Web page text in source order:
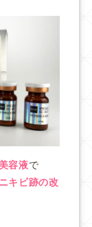
容液で
キビ跡の改